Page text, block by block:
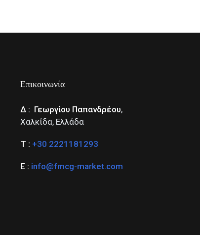
Επικοινωνία
Δ : Γεωργίου Παπανδρέου,
Χαλκίδα, Ελλάδα
Τ : +30 2221181293
Ε : info@fmcg-market.com